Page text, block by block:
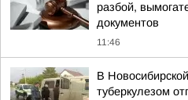
разбой,
документов
11:46
В
туберкулезом